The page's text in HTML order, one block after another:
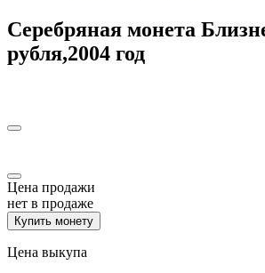
Серебряная монета
рубля,2004 год
Цена продажи
нет в продаже
Купить монету
Цена выкупа